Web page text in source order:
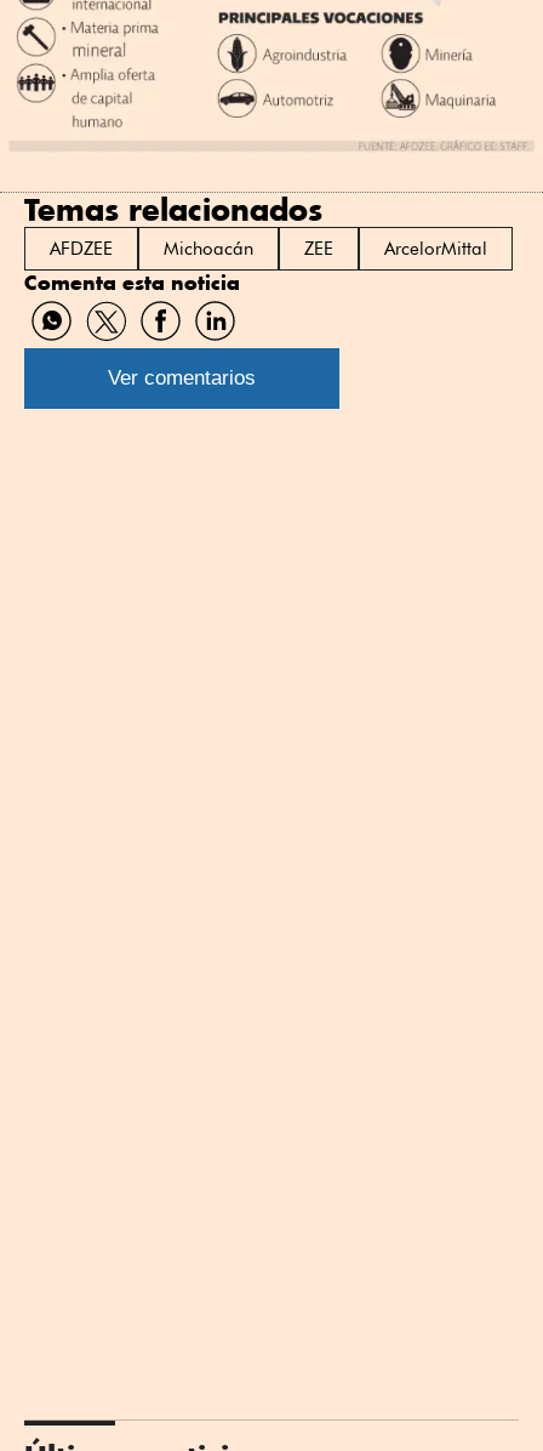
Temas relacionados
AFDZEE Michoacán ZEE ArcelorMittal
Comenta esta noticia
Compartir
por
WhatsApp
Compartir
por
Twitter
Compartir
por
Facebook
Compartir
por
Linkedin
Ver comentarios